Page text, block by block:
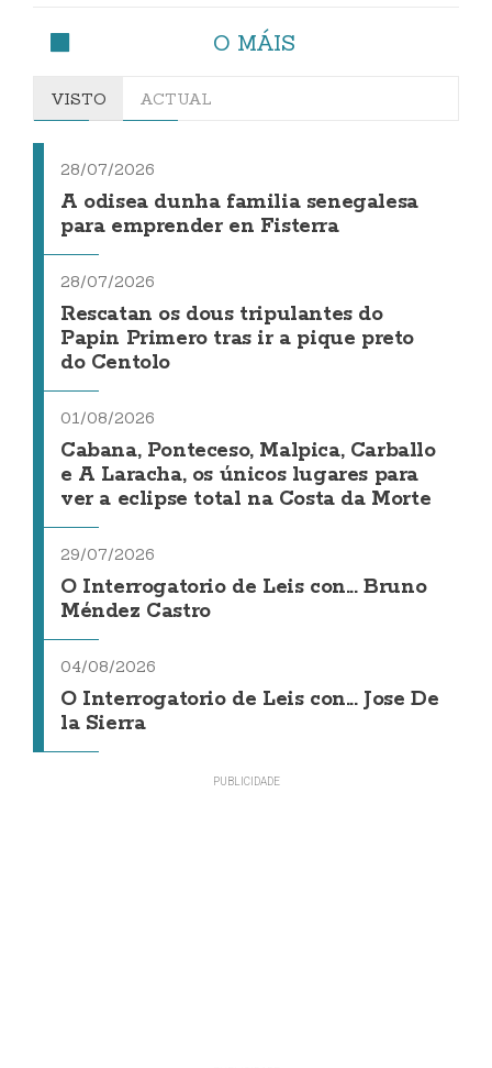
O MÁIS
VISTO ACTUAL
28/07/2026
A odisea dunha familia senegalesa
para emprender en Fisterra
28/07/2026
Rescatan os dous tripulantes do
Papin Primero tras ir a pique preto
do Centolo
01/08/2026
Cabana, Ponteceso, Malpica, Carballo
e A Laracha, os únicos lugares para
ver a eclipse total na Costa da Morte
29/07/2026
O Interrogatorio de Leis con... Bruno
Méndez Castro
04/08/2026
O Interrogatorio de Leis con... Jose De
la Sierra